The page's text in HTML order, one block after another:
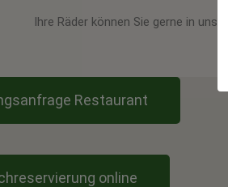
Ihre Räder können Sie gerne in
Restaurant
online